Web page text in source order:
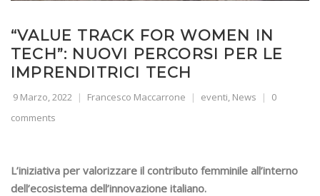
“VALUE TRACK FOR WOMEN IN
TECH”: NUOVI PERCORSI PER LE
IMPRENDITRICI TECH
9 Marzo, 2022 Francesco Maccarrone eventi, News
0
comments
L’iniziativa per valorizzare il contributo femminile all’interno
dell’ecosistema dell’innovazione italiano.